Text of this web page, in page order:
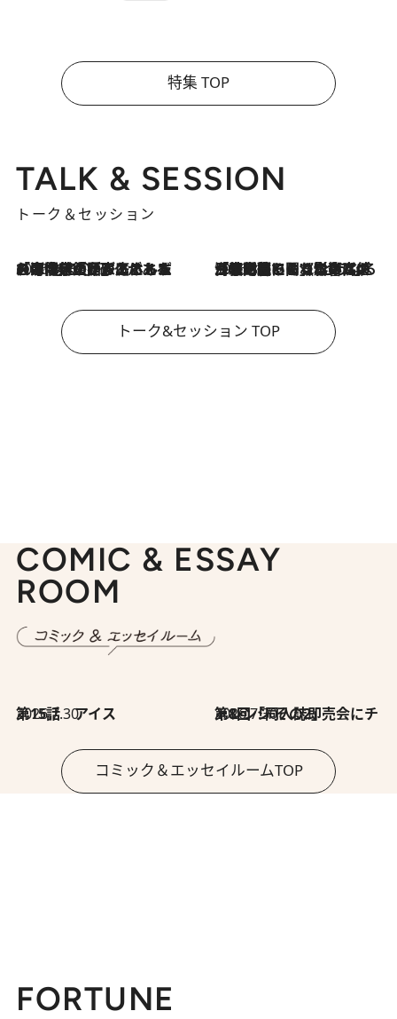
特集 TOP
TALK & SESSION
トーク＆セッション
2026.8.3
「今後値上げがあるとすれば…」「リスクがあるのは今年の冬」エネルギー専門家が語る、ホルムズ海峡封鎖が家庭にもたらす“ある心配” 2026.8.3
「住宅建てられない…」「サーチャージ料の高値が続いている」ホルムズ海峡封鎖による影響はいつまで続く？《エネルギー専門家に聞く“どうなる日本の暮らし”》
トーク&セッション TOP
COMIC & ESSAY
ROOM
2026.7.30
第15話 アイス 2026.7.30
第8回「同人誌即売会にチャレンジ その2」
コミック＆エッセイルームTOP
FORTUNE